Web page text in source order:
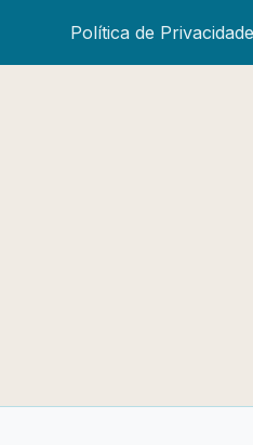
Política de Privacidade